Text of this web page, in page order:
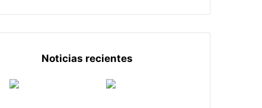
Noticias recientes